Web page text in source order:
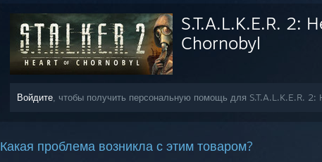
S.T.A.L.K.E.R. 2:
Chornobyl
Войдите , чтобы получить персональную помощь для S.T.A.L.K.E.R.
Какая проблема возникла с этим товаром?